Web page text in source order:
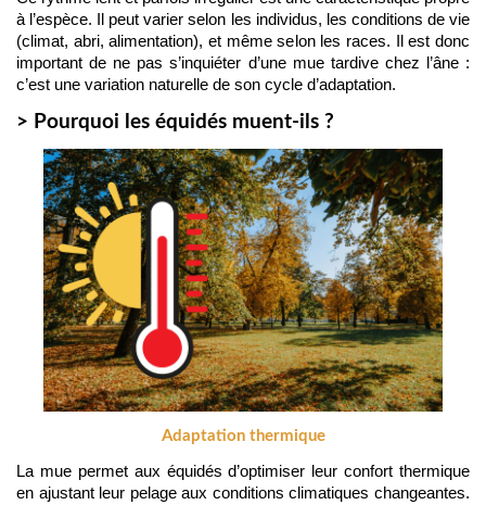
à l’espèce. Il peut varier selon les individus, les conditions de vie
(climat, abri, alimentation), et même selon les races. Il est donc
important de ne pas s’inquiéter d’une mue tardive chez l’âne :
c’est une variation naturelle de son cycle d’adaptation.
> Pourquoi les équidés muent-ils ?
Adaptation thermique
La mue permet aux équidés d’optimiser leur confort thermique
en ajustant leur pelage aux conditions climatiques changeantes.